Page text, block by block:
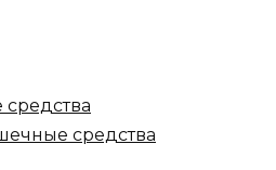
средства